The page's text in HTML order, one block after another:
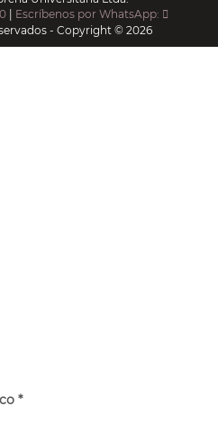
| Escríbenos por WhatsApp:
- Copyright © 2026
*